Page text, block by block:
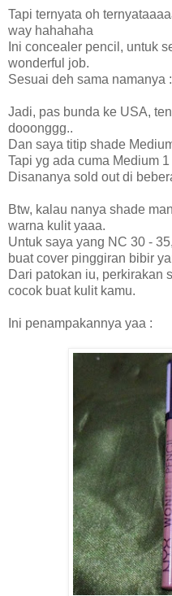
Tapi ternyata oh
way hahahaha
Ini concealer pencil, untuk
wonderful job.
Sesuai deh sama namanya
Jadi, pas bunda ke USA,
dooonggg..
Dan saya titip shade
Tapi yg ada cuma Medium
Disananya sold out di
Btw, kalau nanya shade
warna kulit yaaa.
Untuk saya yang NC 30 -
buat cover pinggiran bibir
Dari patokan iu, perkirakan
cocok buat kulit kamu.
Ini penampakannya yaa :